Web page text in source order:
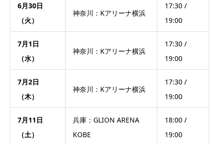
6月30日
（火）
神奈川：Kアリーナ横浜
17:30 /
19:00
7月1日
（水）
神奈川：Kアリーナ横浜
17:30 /
19:00
7月2日
（木）
神奈川：Kアリーナ横浜
17:30 /
19:00
7月11日
（土）
兵庫：GLION ARENA
KOBE
18:00 /
19:00